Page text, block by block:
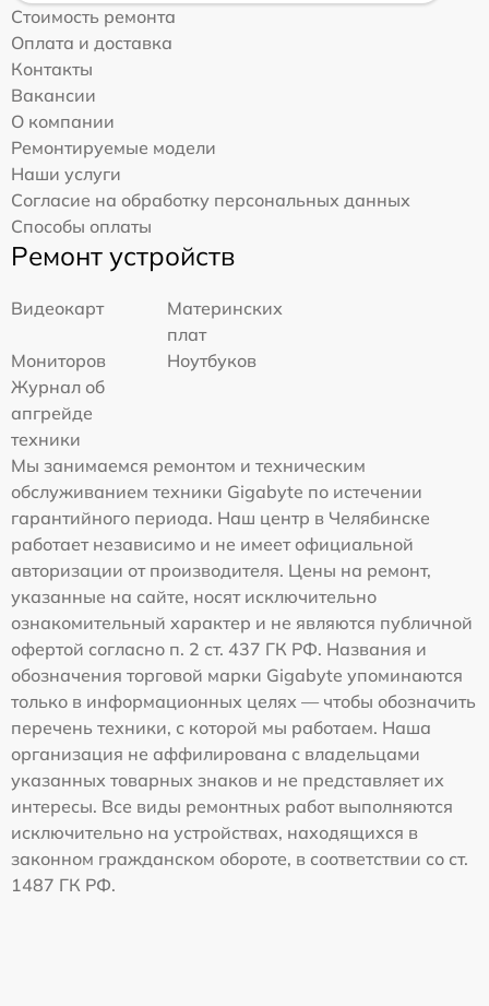
Стоимость ремонта
Оплата и доставка
Контакты
Вакансии
О компании
Ремонтируемые модели
Наши услуги
Согласие на обработку персональных данных
Способы оплаты
Ремонт устройств
Видеокарт
Материнских
плат
Мониторов
Ноутбуков
Журнал об
апгрейде
техники
Мы занимаемся ремонтом и техническим
обслуживанием техники Gigabyte по истечении
гарантийного периода. Наш центр в Челябинске
работает независимо и не имеет официальной
авторизации от производителя. Цены на ремонт,
указанные на сайте, носят исключительно
ознакомительный характер и не являются публичной
офертой согласно п. 2 ст. 437 ГК РФ. Названия и
обозначения торговой марки Gigabyte упоминаются
только в информационных целях — чтобы обозначить
перечень техники, с которой мы работаем. Наша
организация не аффилирована с владельцами
указанных товарных знаков и не представляет их
интересы. Все виды ремонтных работ выполняются
исключительно на устройствах, находящихся в
законном гражданском обороте, в соответствии со ст.
1487 ГК РФ.